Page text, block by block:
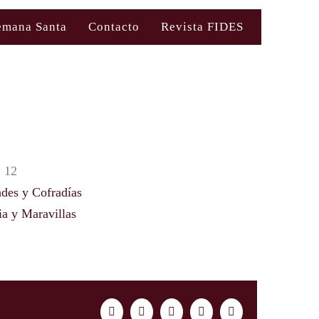
Santa Contacto Revista FIDES
12
y Cofradías
y Maravillas
FacebookTwitter LinkedInWhatsAppCorreo